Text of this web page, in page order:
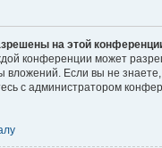
на этой
конференции может
Если вы не знаете,
с администратором